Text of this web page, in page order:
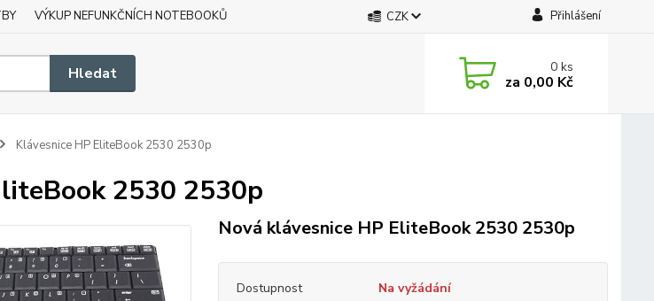
VÝKUP NEFUNKČNÍCH NOTEBOOKŮ CZK Přihlášení
Hledat 0ks
za 0,00 Kč
Klávesnice HP EliteBook 2530 2530p
2530 2530p
Nová klávesnice HP EliteBook 2530 2530p
Dostupnost Na vyžádání